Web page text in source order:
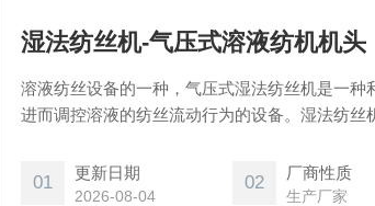
湿法纺丝机-气压式溶液纺机机头
溶液纺丝设备的一种，气压式湿法纺丝机是一种
进而调控溶液的纺丝流动行为的设备。湿法纺丝
应用。这些设备的尺寸、纺丝液量、控温范围、
所不同。
01 更新日期
2026-08-04
02 厂商性质
生产厂家